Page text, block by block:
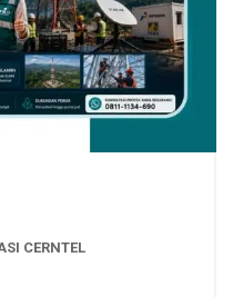
CERNTEL